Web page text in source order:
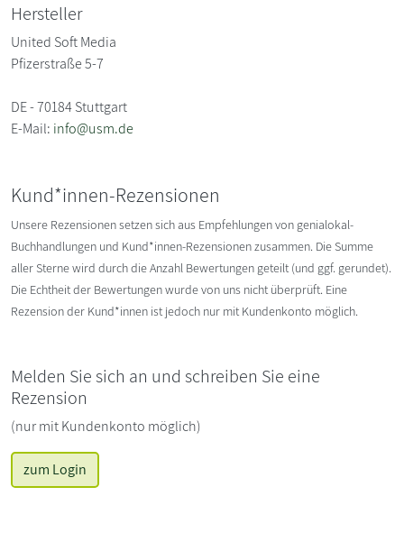
Hersteller
United Soft Media
Pfizerstraße 5-7
DE - 70184 Stuttgart
E-Mail: info@usm.de
Kund*innen-Rezensionen
Unsere Rezensionen setzen sich aus Empfehlungen von genialokal-
Buchhandlungen und Kund*innen-Rezensionen zusammen. Die Summe
aller Sterne wird durch die Anzahl Bewertungen geteilt (und ggf. gerundet).
Die Echtheit der Bewertungen wurde von uns nicht überprüft. Eine
Rezension der Kund*innen ist jedoch nur mit Kundenkonto möglich.
Melden Sie sich an und schreiben Sie eine
Rezension
(nur mit Kundenkonto möglich)
zum Login